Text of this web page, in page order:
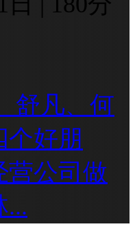
舒凡、何
好朋
营公司做
...